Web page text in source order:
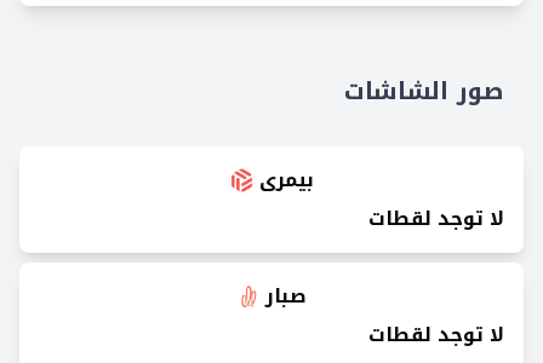
صور الشاشات
بيمرى
لا توجد لقطات
صبار
لا توجد لقطات